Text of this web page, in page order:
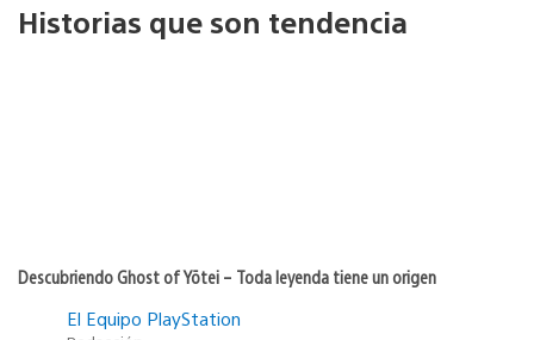
Historias que son tendencia
Descubriendo Ghost of Yōtei – Toda leyenda tiene un origen
El Equipo PlayStation